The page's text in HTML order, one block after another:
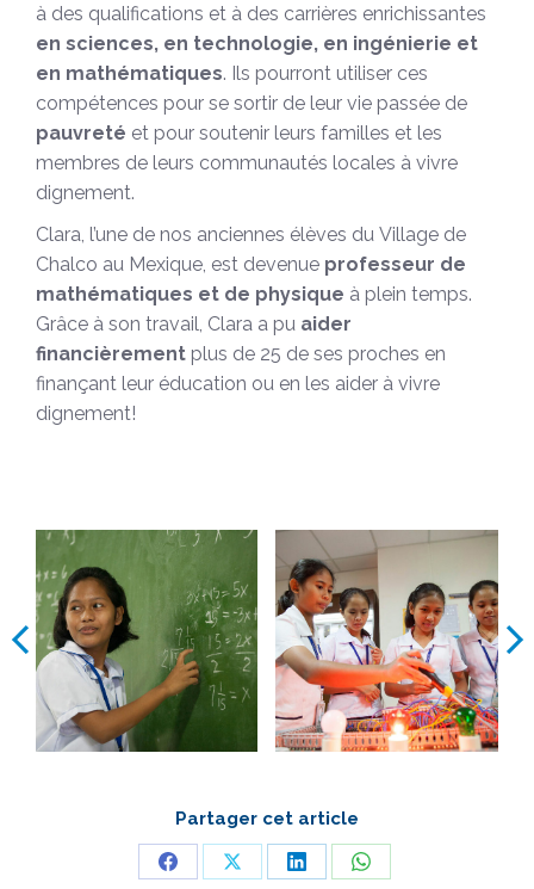
à des qualifications et à des carrières enrichissantes
en sciences, en technologie, en ingénierie et
en mathématiques. Ils pourront utiliser ces
compétences pour se sortir de leur vie passée de
pauvreté et pour soutenir leurs familles et les
membres de leurs communautés locales à vivre
dignement.
Clara, l’une de nos anciennes élèves du Village de
Chalco au Mexique, est devenue professeur de
mathématiques et de physique à plein temps.
Grâce à son travail, Clara a pu aider
financièrement plus de 25 de ses proches en
finançant leur éducation ou en les aider à vivre
dignement!
Partager cet article
PartagerPartagerPartagerPartager